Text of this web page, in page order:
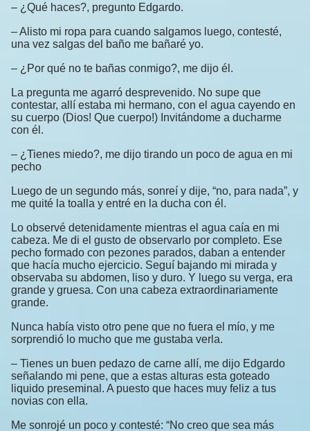
– ¿Qué haces?, pregunto Edgardo.
– Alisto mi ropa para cuando salgamos luego, contesté,
una vez salgas del baño me bañaré yo.
– ¿Por qué no te bañas conmigo?, me dijo él.
La pregunta me agarró desprevenido. No supe que
contestar, allí estaba mi hermano, con el agua cayendo en
su cuerpo (Dios! Que cuerpo!) Invitándome a ducharme
con él.
– ¿Tienes miedo?, me dijo tirando un poco de agua en mi
pecho
Luego de un segundo más, sonreí y dije, “no, para nada”, y
me quité la toalla y entré en la ducha con él.
Lo observé detenidamente mientras el agua caía en mi
cabeza. Me di el gusto de observarlo por completo. Ese
pecho formado con pezones parados, daban a entender
que hacía mucho ejercicio. Seguí bajando mi mirada y
observaba su abdomen, liso y duro. Y luego su verga, era
grande y gruesa. Con una cabeza extraordinariamente
grande.
Nunca había visto otro pene que no fuera el mío, y me
sorprendió lo mucho que me gustaba verla.
– Tienes un buen pedazo de carne allí, me dijo Edgardo
señalando mi pene, que a estas alturas esta goteado
liquido preseminal. A puesto que haces muy feliz a tus
novias con ella.
Me sonrojé un poco y contesté: “No creo que sea más